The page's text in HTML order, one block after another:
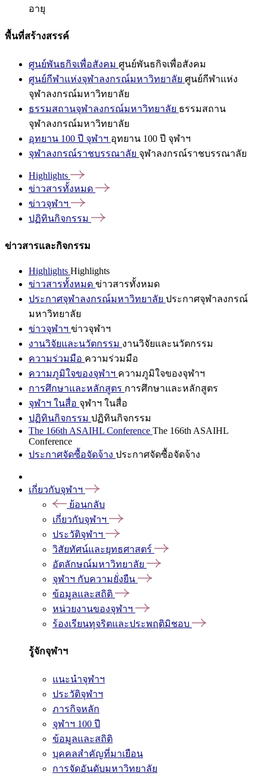
อายุ
พื้นที่สร้างสรรค์
ศูนย์พันธกิจเพื่อสังคม ศูนย์พันธกิจเพื่อสังคม
ศูนย์กีฬาแห่งจุฬาลงกรณ์มหาวิทยาลัย ศูนย์กีฬาแห่ง
จุฬาลงกรณ์มหาวิทยาลัย
ธรรมสถานจุฬาลงกรณ์มหาวิทยาลัย ธรรมสถาน
จุฬาลงกรณ์มหาวิทยาลัย
อุทยาน 100 ปี จุฬาฯ อุทยาน 100 ปี จุฬาฯ
จุฬาลงกรณ์ราชบรรณาลัย จุฬาลงกรณ์ราชบรรณาลัย
Highlights
ข่าวสารทั้งหมด
ข่าวจุฬาฯ
ปฏิทินกิจกรรม
ข่าวสารและกิจกรรม
Highlights Highlights
ข่าวสารทั้งหมด ข่าวสารทั้งหมด
ประกาศจุฬาลงกรณ์มหาวิทยาลัย ประกาศจุฬาลงกรณ์
มหาวิทยาลัย
ข่าวจุฬาฯ ข่าวจุฬาฯ
งานวิจัยและนวัตกรรม งานวิจัยและนวัตกรรม
ความร่วมมือ ความร่วมมือ
ความภูมิใจของจุฬาฯ ความภูมิใจของจุฬาฯ
การศึกษาและหลักสูตร การศึกษาและหลักสูตร
จุฬาฯ ในสื่อ จุฬาฯ ในสื่อ
ปฏิทินกิจกรรม ปฏิทินกิจกรรม
The 166th ASAIHL Conference The 166th ASAIHL
Conference
ประกาศจัดซื้อจัดจ้าง ประกาศจัดซื้อจัดจ้าง
เกี่ยวกับจุฬาฯ
ย้อนกลับ
เกี่ยวกับจุฬาฯ
ประวัติจุฬาฯ
วิสัยทัศน์และยุทธศาสตร์
อัตลักษณ์มหาวิทยาลัย
จุฬาฯ กับความยั่งยืน
ข้อมูลและสถิติ
หน่วยงานของจุฬาฯ
ร้องเรียนทุจริตและประพฤติมิชอบ
รู้จักจุฬาฯ
แนะนำจุฬาฯ
ประวัติจุฬาฯ
ภารกิจหลัก
จุฬาฯ 100 ปี
ข้อมูลและสถิติ
บุคคลสำคัญที่มาเยือน
การจัดอันดับมหาวิทยาลัย